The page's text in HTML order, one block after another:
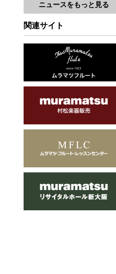
ニュースをもっと見る
関連サイト